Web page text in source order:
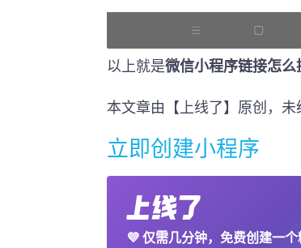
以上就是微信小程序链接怎么
本文章由【上线了】原创，未
立即创建小程序
💜仅需几分钟，免费创建一个